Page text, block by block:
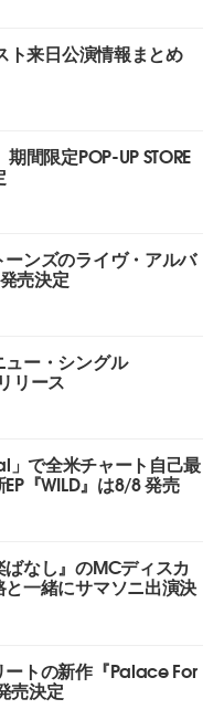
ト来日公演情報まとめ
間限定POP-UP STORE
ンズのライヴ・アルバ
売決定
ー・シングル
リース
」で全米チャート自己最
『WILD』は8/8 発売
ばなし』のMCディスカ
一緒にサマソニ出演決
トの新作『Palace For
売決定